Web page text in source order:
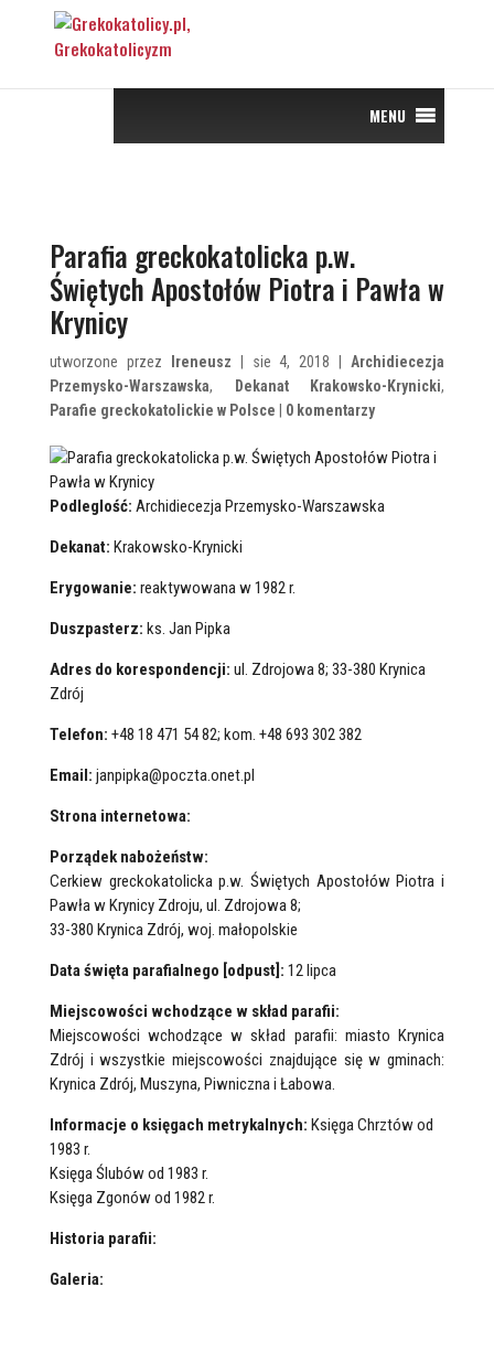
MENU
Parafia greckokatolicka p.w.
Świętych Apostołów Piotra i Pawła w
Krynicy
utworzone przez Ireneusz | sie 4, 2018 | Archidiecezja
Przemysko-Warszawska, Dekanat Krakowsko-Krynicki,
Parafie greckokatolickie w Polsce
0 komentarzy
Podleglość: Archidiecezja Przemysko-Warszawska
Dekanat: Krakowsko-Krynicki
Erygowanie: reaktywowana w 1982 r.
Duszpasterz: ks. Jan Pipka
Adres do korespondencji: ul. Zdrojowa 8; 33-380 Krynica
Zdrój
Telefon: +48 18 471 54 82; kom. +48 693 302 382
Email: janpipka@poczta.onet.pl
Strona internetowa:
Porządek nabożeństw:
Cerkiew greckokatolicka p.w. Świętych Apostołów Piotra i
Pawła w Krynicy Zdroju, ul. Zdrojowa 8;
33-380 Krynica Zdrój, woj. małopolskie
Data święta parafialnego [odpust]: 12 lipca
Miejscowości wchodzące w skład parafii:
Miejscowości wchodzące w skład parafii: miasto Krynica
Zdrój i wszystkie miejscowości znajdujące się w gminach:
Krynica Zdrój, Muszyna, Piwniczna i Łabowa.
Informacje o księgach metrykalnych: Księga Chrztów od
1983 r.
Księga Ślubów od 1983 r.
Księga Zgonów od 1982 r.
Historia parafii:
Galeria: